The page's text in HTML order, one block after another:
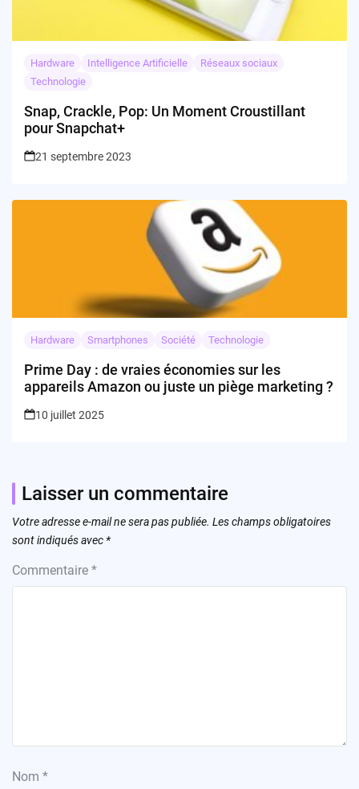
Hardware Intelligence Artificielle
Réseaux sociaux
Technologie
Snap, Crackle, Pop: Un Moment Croustillant
pour Snapchat+
21 septembre 2023
Hardware Smartphones Société Technologie
Prime Day : de vraies économies sur les
appareils Amazon ou juste un piège marketing ?
10 juillet 2025
Laisser un commentaire
Votre adresse e-mail ne sera pas publiée. Les champs obligatoires
sont indiqués avec *
Commentaire *
Nom *